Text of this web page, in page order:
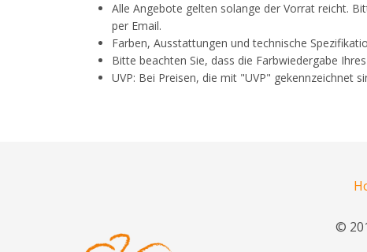
Alle Angebote gelten solange der Vorrat reicht.
per Email.
Farben, Ausstattungen und technische
Bitte beachten Sie, dass die Farbwiedergabe
UVP: Bei Preisen, die mit "UVP" gekennzeichnet
©